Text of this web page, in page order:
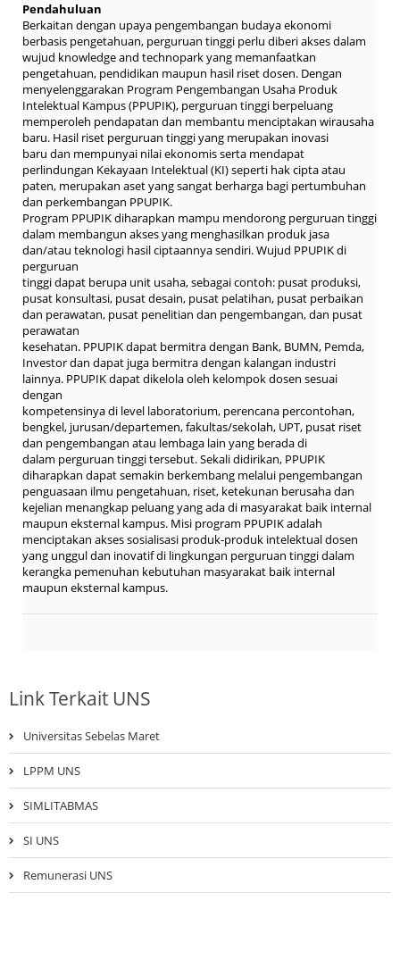
Pendahuluan
Berkaitan dengan upaya pengembangan budaya ekonomi
berbasis pengetahuan, perguruan tinggi perlu diberi akses dalam
wujud knowledge and technopark yang memanfaatkan
pengetahuan, pendidikan maupun hasil riset dosen. Dengan
menyelenggarakan Program Pengembangan Usaha Produk
Intelektual Kampus (PPUPIK), perguruan tinggi berpeluang
memperoleh pendapatan dan membantu menciptakan wirausaha
baru. Hasil riset perguruan tinggi yang merupakan inovasi
baru dan mempunyai nilai ekonomis serta mendapat
perlindungan Kekayaan Intelektual (KI) seperti hak cipta atau
paten, merupakan aset yang sangat berharga bagi pertumbuhan
dan perkembangan PPUPIK.
Program PPUPIK diharapkan mampu mendorong perguruan tinggi
dalam membangun akses yang menghasilkan produk jasa
dan/atau teknologi hasil ciptaannya sendiri. Wujud PPUPIK di
perguruan
tinggi dapat berupa unit usaha, sebagai contoh: pusat produksi,
pusat konsultasi, pusat desain, pusat pelatihan, pusat perbaikan
dan perawatan, pusat penelitian dan pengembangan, dan pusat
perawatan
kesehatan. PPUPIK dapat bermitra dengan Bank, BUMN, Pemda,
Investor dan dapat juga bermitra dengan kalangan industri
lainnya. PPUPIK dapat dikelola oleh kelompok dosen sesuai
dengan
kompetensinya di level laboratorium, perencana percontohan,
bengkel, jurusan/departemen, fakultas/sekolah, UPT, pusat riset
dan pengembangan atau lembaga lain yang berada di
dalam perguruan tinggi tersebut. Sekali didirikan, PPUPIK
diharapkan dapat semakin berkembang melalui pengembangan
penguasaan ilmu pengetahuan, riset, ketekunan berusaha dan
kejelian menangkap peluang yang ada di masyarakat baik internal
maupun eksternal kampus. Misi program PPUPIK adalah
menciptakan akses sosialisasi produk-produk intelektual dosen
yang unggul dan inovatif di lingkungan perguruan tinggi dalam
kerangka pemenuhan kebutuhan masyarakat baik internal
maupun eksternal kampus.
Link Terkait UNS
Universitas Sebelas Maret
LPPM UNS
SIMLITABMAS
SI UNS
Remunerasi UNS